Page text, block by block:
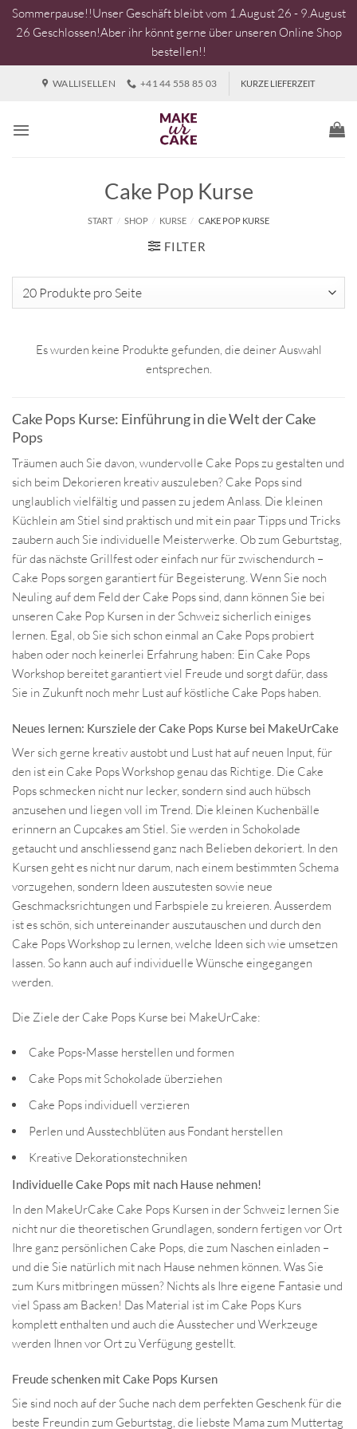
Sommerpause!!Unser Geschäft bleibt vom 1.August 26 - 9.August
26 Geschlossen!Aber ihr könnt gerne über unseren Online Shop
bestellen!!
WALLISELLEN +41 44 558 85 03 KURZE LIEFERZEIT
Cake Pop Kurse
START / SHOP / KURSE / CAKE POP KURSE
FILTER
Es wurden keine Produkte gefunden, die deiner Auswahl
entsprechen.
Cake Pops Kurse: Einführung in die Welt der Cake
Pops
Träumen auch Sie davon, wundervolle Cake Pops zu gestalten und
sich beim Dekorieren kreativ auszuleben? Cake Pops sind
unglaublich vielfältig und passen zu jedem Anlass. Die kleinen
Küchlein am Stiel sind praktisch und mit ein paar Tipps und Tricks
zaubern auch Sie individuelle Meisterwerke. Ob zum Geburtstag,
für das nächste Grillfest oder einfach nur für zwischendurch –
Cake Pops sorgen garantiert für Begeisterung. Wenn Sie noch
Neuling auf dem Feld der Cake Pops sind, dann können Sie bei
unseren Cake Pop Kursen in der Schweiz sicherlich einiges
lernen. Egal, ob Sie sich schon einmal an Cake Pops probiert
haben oder noch keinerlei Erfahrung haben: Ein Cake Pops
Workshop bereitet garantiert viel Freude und sorgt dafür, dass
Sie in Zukunft noch mehr Lust auf köstliche Cake Pops haben.
Neues lernen: Kursziele der Cake Pops Kurse bei MakeUrCake
Wer sich gerne kreativ austobt und Lust hat auf neuen Input, für
den ist ein Cake Pops Workshop genau das Richtige. Die Cake
Pops schmecken nicht nur lecker, sondern sind auch hübsch
anzusehen und liegen voll im Trend. Die kleinen Kuchenbälle
erinnern an Cupcakes am Stiel. Sie werden in Schokolade
getaucht und anschliessend ganz nach Belieben dekoriert. In den
Kursen geht es nicht nur darum, nach einem bestimmten Schema
vorzugehen, sondern Ideen auszutesten sowie neue
Geschmacksrichtungen und Farbspiele zu kreieren. Ausserdem
ist es schön, sich untereinander auszutauschen und durch den
Cake Pops Workshop zu lernen, welche Ideen sich wie umsetzen
lassen. So kann auch auf individuelle Wünsche eingegangen
werden.
Die Ziele der Cake Pops Kurse bei MakeUrCake:
Cake Pops-Masse herstellen und formen
Cake Pops mit Schokolade überziehen
Cake Pops individuell verzieren
Perlen und Ausstechblüten aus Fondant herstellen
Kreative Dekorationstechniken
Individuelle Cake Pops mit nach Hause nehmen!
In den MakeUrCake Cake Pops Kursen in der Schweiz lernen Sie
nicht nur die theoretischen Grundlagen, sondern fertigen vor Ort
Ihre ganz persönlichen Cake Pops, die zum Naschen einladen –
und die Sie natürlich mit nach Hause nehmen können. Was Sie
zum Kurs mitbringen müssen? Nichts als Ihre eigene Fantasie und
viel Spass am Backen! Das Material ist im Cake Pops Kurs
komplett enthalten und auch die Ausstecher und Werkzeuge
werden Ihnen vor Ort zu Verfügung gestellt.
Freude schenken mit Cake Pops Kursen
Sie sind noch auf der Suche nach dem perfekten Geschenk für die
beste Freundin zum Geburtstag, die liebste Mama zum Muttertag